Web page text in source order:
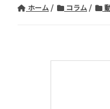
ホーム コラム